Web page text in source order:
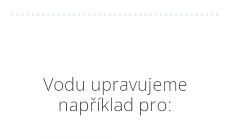
Vodu upravujeme
například pro: